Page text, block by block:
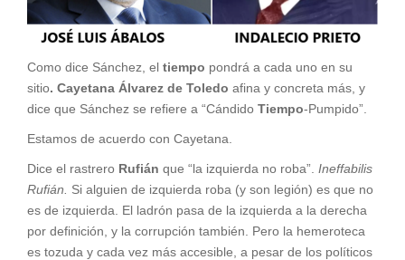
Como dice Sánchez, el tiempo pondrá a cada uno en su
sitio. Cayetana Álvarez de Toledo afina y concreta más, y
dice que Sánchez se refiere a “Cándido Tiempo-Pumpido”.
Estamos de acuerdo con Cayetana.
Dice el rastrero Rufián que “la izquierda no roba”. Ineffabilis
Rufián.
Si alguien de izquierda roba (y son legión) es que no
es de izquierda. El ladrón pasa de la izquierda a la derecha
por definición, y la corrupción también. Pero la hemeroteca
es tozuda y cada vez más accesible, a pesar de los políticos